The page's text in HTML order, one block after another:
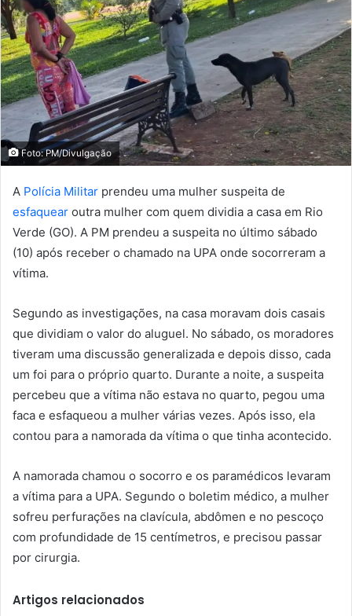
Foto: PM/Divulgação
A Polícia Militar prendeu uma mulher suspeita de
esfaquear outra mulher com quem dividia a casa em Rio
Verde (GO). A PM prendeu a suspeita no último sábado
(10) após receber o chamado na UPA onde socorreram a
vítima.
Segundo as investigações, na casa moravam dois casais
que dividiam o valor do aluguel. No sábado, os moradores
tiveram uma discussão generalizada e depois disso, cada
um foi para o próprio quarto. Durante a noite, a suspeita
percebeu que a vítima não estava no quarto, pegou uma
faca e esfaqueou a mulher várias vezes. Após isso, ela
contou para a namorada da vítima o que tinha acontecido.
A namorada chamou o socorro e os paramédicos levaram
a vítima para a UPA. Segundo o boletim médico, a mulher
sofreu perfurações na clavícula, abdômen e no pescoço
com profundidade de 15 centímetros, e precisou passar
por cirurgia.
Artigos relacionados